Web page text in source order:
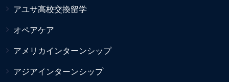
アユサ高校交換留学
オペアケア
アメリカインターンシップ
アジアインターンシップ